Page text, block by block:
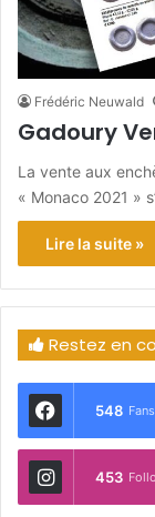
Frédéric Neuwald
Gadoury
La vente aux
« Monaco 2021 »
Lire la suite »
Restez en
548 Fans
453